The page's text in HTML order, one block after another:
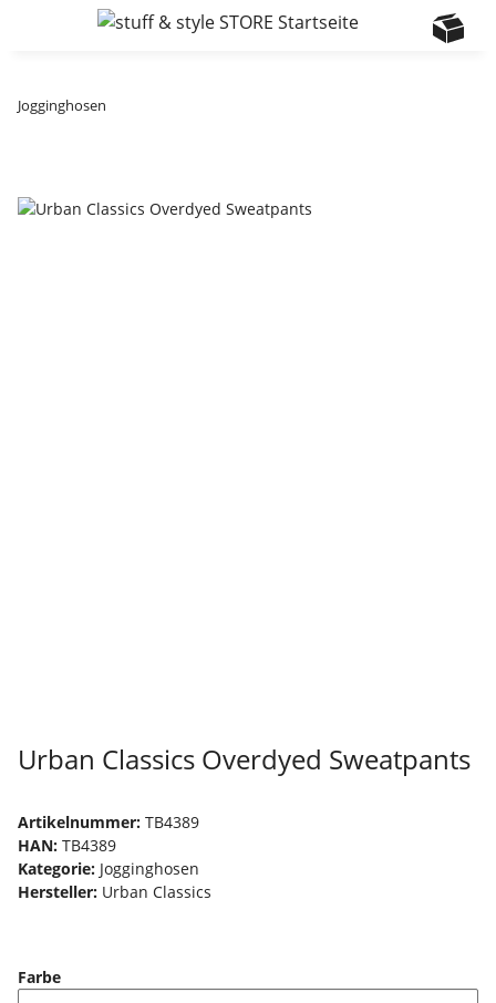
Jogginghosen
Urban Classics Overdyed Sweatpants
Artikelnummer: TB4389
HAN: TB4389
Kategorie: Jogginghosen
Hersteller: Urban Classics
Farbe